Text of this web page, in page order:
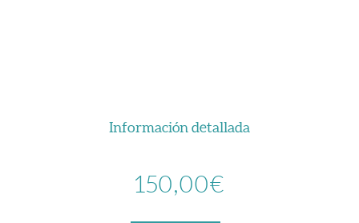
Información detallada
150,00€